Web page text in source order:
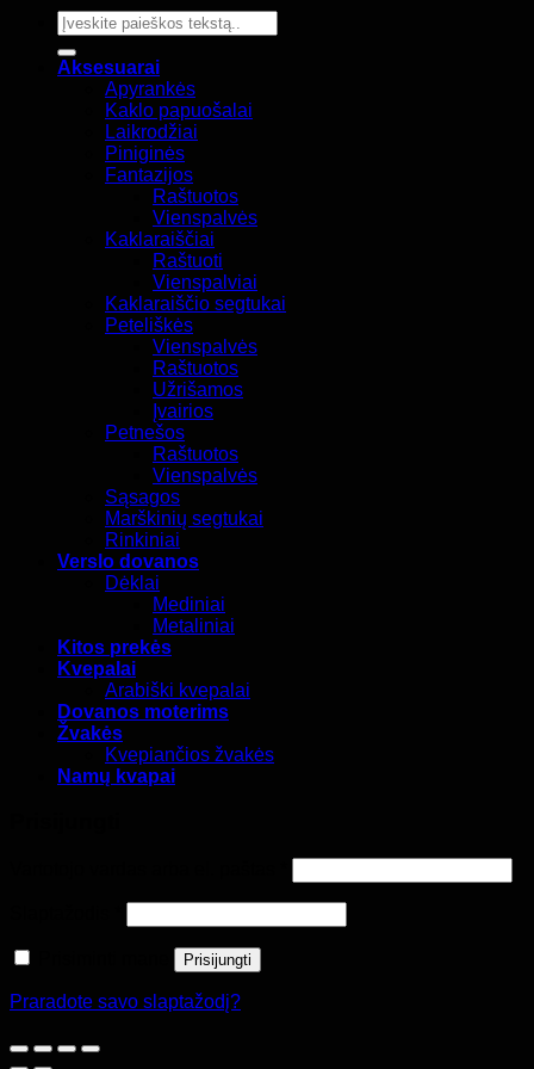
Ieškoti:
Aksesuarai
Apyrankės
Kaklo papuošalai
Laikrodžiai
Piniginės
Fantazijos
Raštuotos
Vienspalvės
Kaklaraiščiai
Raštuoti
Vienspalviai
Kaklaraiščio segtukai
Peteliškės
Vienspalvės
Raštuotos
Užrišamos
Įvairios
Petnešos
Raštuotos
Vienspalvės
Sąsagos
Marškinių segtukai
Rinkiniai
Verslo dovanos
Dėklai
Mediniai
Metaliniai
Kitos prekės
Kvepalai
Arabiški kvepalai
Dovanos moterims
Žvakės
Kvepiančios žvakės
Namų kvapai
Prisijungti
Praradote savo slaptažodį?